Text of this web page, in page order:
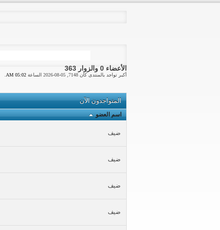
الأعضاء 0 والزوار 363
أكبر تواجد بالمنتدى كان 7148, 05-08-2026 الساعة 05:02 AM
المتواجدون الآن
اسم العضو
ضيف
ضيف
ضيف
ضيف